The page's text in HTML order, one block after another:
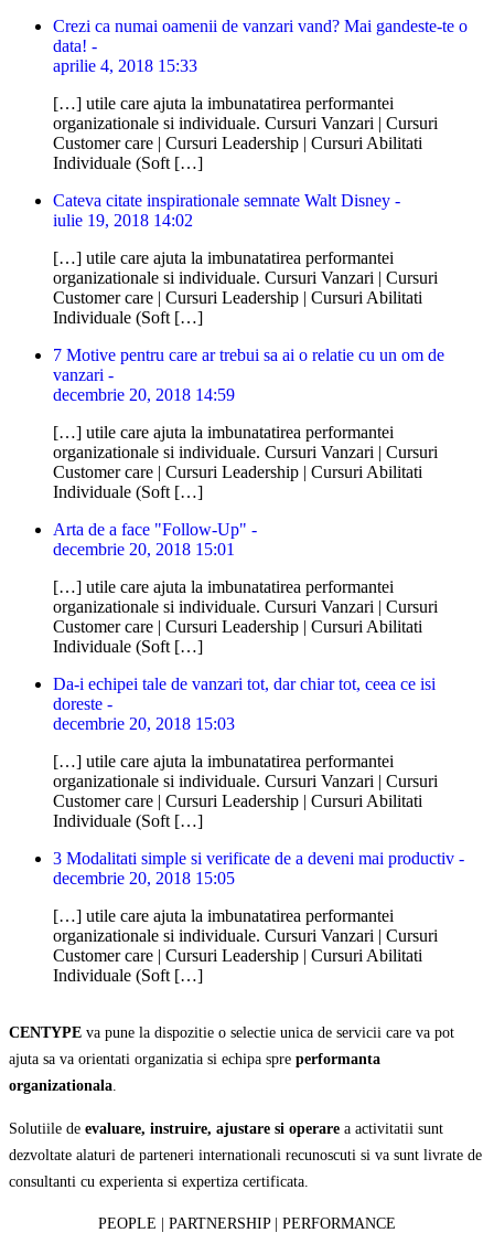
Crezi ca numai oamenii de vanzari vand? Mai gandeste-te o
data! -
aprilie 4, 2018 15:33
[…] utile care ajuta la imbunatatirea performantei
organizationale si individuale. Cursuri Vanzari | Cursuri
Customer care | Cursuri Leadership | Cursuri Abilitati
Individuale (Soft […]
Cateva citate inspirationale semnate Walt Disney -
iulie 19, 2018 14:02
[…] utile care ajuta la imbunatatirea performantei
organizationale si individuale. Cursuri Vanzari | Cursuri
Customer care | Cursuri Leadership | Cursuri Abilitati
Individuale (Soft […]
7 Motive pentru care ar trebui sa ai o relatie cu un om de
vanzari -
decembrie 20, 2018 14:59
[…] utile care ajuta la imbunatatirea performantei
organizationale si individuale. Cursuri Vanzari | Cursuri
Customer care | Cursuri Leadership | Cursuri Abilitati
Individuale (Soft […]
Arta de a face "Follow-Up" -
decembrie 20, 2018 15:01
[…] utile care ajuta la imbunatatirea performantei
organizationale si individuale. Cursuri Vanzari | Cursuri
Customer care | Cursuri Leadership | Cursuri Abilitati
Individuale (Soft […]
Da-i echipei tale de vanzari tot, dar chiar tot, ceea ce isi
doreste -
decembrie 20, 2018 15:03
[…] utile care ajuta la imbunatatirea performantei
organizationale si individuale. Cursuri Vanzari | Cursuri
Customer care | Cursuri Leadership | Cursuri Abilitati
Individuale (Soft […]
3 Modalitati simple si verificate de a deveni mai productiv -
decembrie 20, 2018 15:05
[…] utile care ajuta la imbunatatirea performantei
organizationale si individuale. Cursuri Vanzari | Cursuri
Customer care | Cursuri Leadership | Cursuri Abilitati
Individuale (Soft […]
CENTYPE va pune la dispozitie o selectie unica de servicii care va pot
ajuta sa va orientati organizatia si echipa spre performanta
organizationala.
Solutiile de evaluare, instruire, ajustare si operare a activitatii sunt
dezvoltate alaturi de parteneri internationali recunoscuti si va sunt livrate de
consultanti cu experienta si expertiza certificata.
PEOPLE | PARTNERSHIP | PERFORMANCE